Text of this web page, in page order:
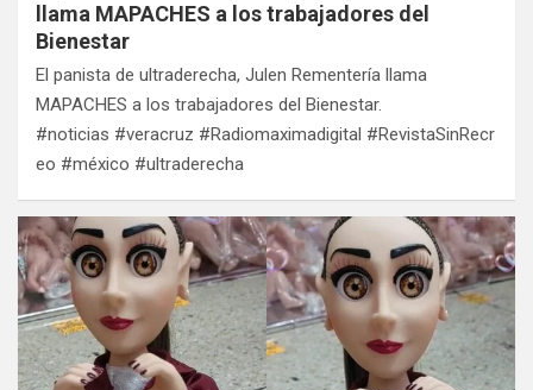
llama MAPACHES a los trabajadores del
Bienestar
El panista de ultraderecha, Julen Rementería llama
MAPACHES a los trabajadores del Bienestar.
#noticias #veracruz #Radiomaximadigital #RevistaSinRecr
eo #méxico #ultraderecha